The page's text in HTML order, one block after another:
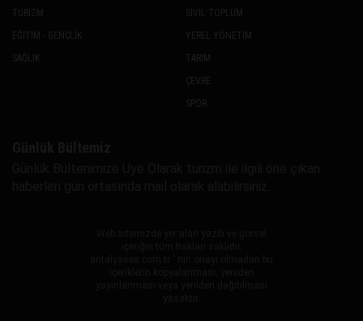
TURİZM
EĞİTİM - GENÇLİK
SAĞLIK
SİVİL TOPLUM
YEREL YÖNETİM
TARIM
ÇEVRE
SPOR